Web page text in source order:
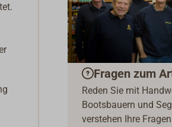
Fragen zum
Reden Sie mit
Bootsbauern und
verstehen Ihre